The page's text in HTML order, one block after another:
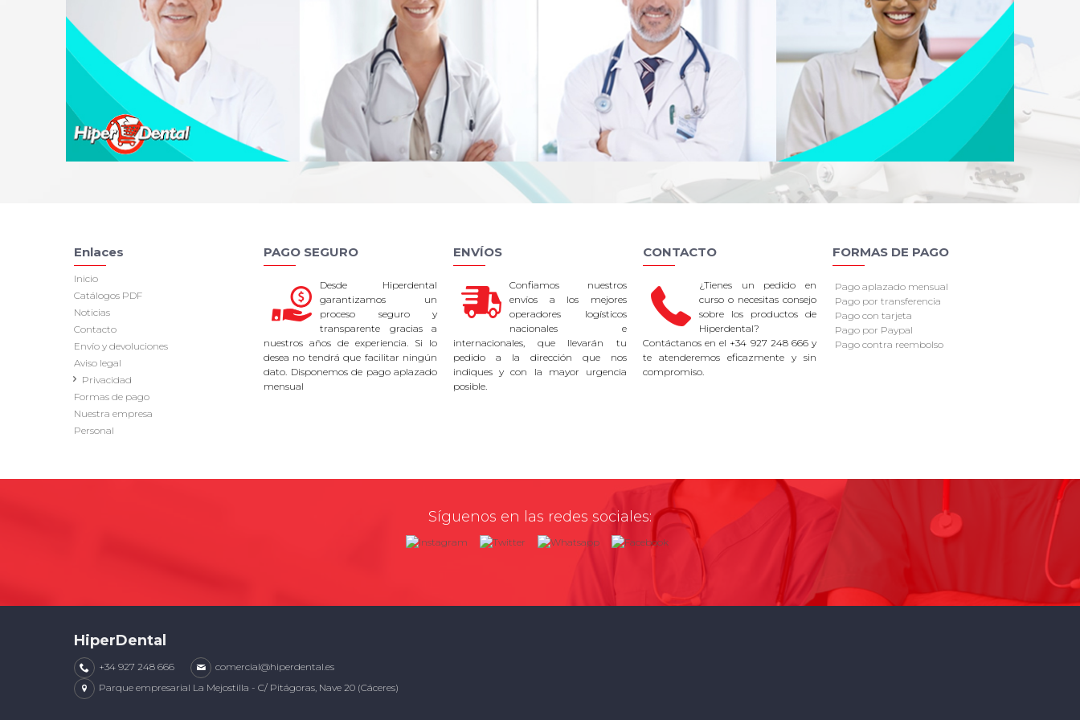
Enlaces
Inicio
Catálogos PDF
Noticias
Contacto
Envío y devoluciones
Aviso legal
Privacidad
Formas de pago
Nuestra empresa
Personal
PAGO SEGURO
Desde Hiperdental
garantizamos un
proceso seguro y
transparente gracias a
nuestros años de experiencia. Si lo
desea no tendrá que facilitar ningún
dato. Disponemos de pago aplazado
mensual
ENVÍOS
Confiamos nuestros
envíos a los mejores
operadores logísticos
nacionales e
internacionales, que llevarán tu
pedido a la dirección que nos
indiques y con la mayor urgencia
posible.
CONTACTO
¿Tienes un pedido en
curso o necesitas consejo
sobre los productos de
Hiperdental?
Contáctanos en el +34 927 248 666 y
te atenderemos eficazmente y sin
compromiso.
FORMAS DE PAGO
Pago aplazado mensual
Pago por transferencia
Pago con tarjeta
Pago por Paypal
Pago contra reembolso
Síguenos en las redes sociales:
HiperDental
+34 927 248 666
comercial@hiperdental.es
Parque empresarial La Mejostilla - C/ Pitágoras, Nave 20 (Cáceres)